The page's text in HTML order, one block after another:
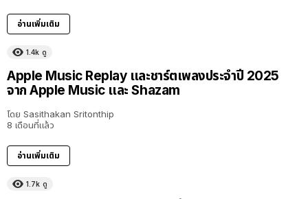
อ่านเพิ่มเติม
1.4k ดู
Apple Music Replay และชาร์ตเพลงประจำปี 2025
จาก Apple Music และ Shazam
โดย Sasithakan Sritonthip
8 เดือนที่แล้ว
อ่านเพิ่มเติม
1.7k ดู